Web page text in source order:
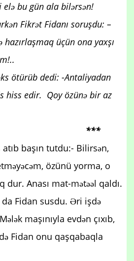
elə bu gün ala bilərsən!
Fikrət Fidanı soruşdu: –
hazırlaşmaq üçün ona yaxşı
ötürüb dedi: -Antaliyadan
hiss edir. Qoy özünə bir az
başın tutdu:- Bilirsən,
özünü yorma, o
dur. Anası mat-mətəəl qaldı.
da Fidan susdu. Əri işdə
maşınıyla evdən çıxıb,
Fidan onu qaşqabaqla